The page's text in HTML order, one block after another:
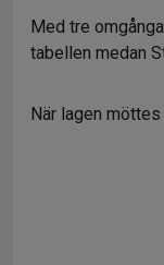
Med tre
tabellen medan
När lagen